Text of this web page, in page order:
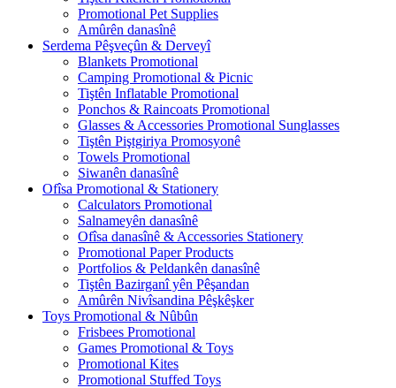
Promotional Pet Supplies
Amûrên danasînê
Serdema Pêşveçûn & Derveyî
Blankets Promotional
Camping Promotional & Picnic
Tiştên Inflatable Promotional
Ponchos & Raincoats Promotional
Glasses & Accessories Promotional Sunglasses
Tiştên Piştgiriya Promosyonê
Towels Promotional
Siwanên danasînê
Ofîsa Promotional & Stationery
Calculators Promotional
Salnameyên danasînê
Ofîsa danasînê & Accessories Stationery
Promotional Paper Products
Portfolios & Peldankên danasînê
Tiştên Bazirganî yên Pêşandan
Amûrên Nivîsandina Pêşkêşker
Toys Promotional & Nûbûn
Frisbees Promotional
Games Promotional & Toys
Promotional Kites
Promotional Stuffed Toys